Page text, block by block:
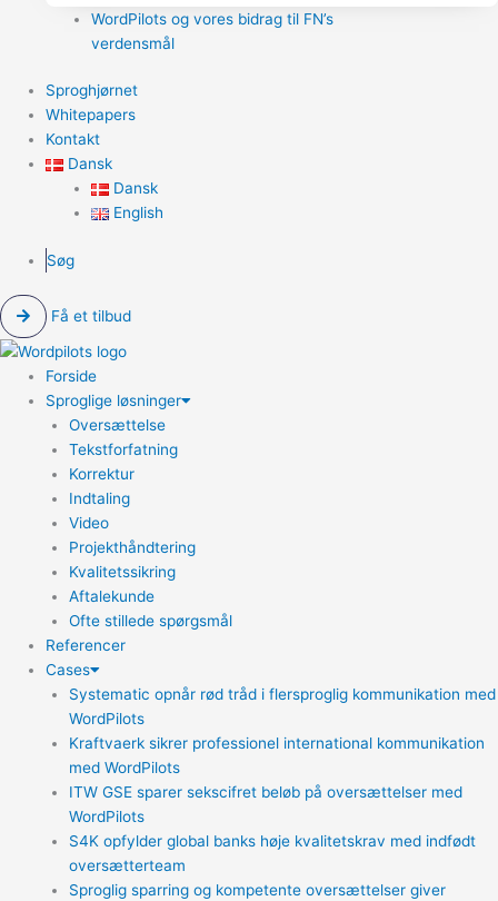
WordPilots og vores bidrag til FN’s
verdensmål
Sproghjørnet
Whitepapers
Kontakt
Dansk
Dansk
English
Søg
Få et tilbud
Forside
Sproglige løsninger
Oversættelse
Tekstforfatning
Korrektur
Indtaling
Video
Projekthåndtering
Kvalitetssikring
Aftalekunde
Ofte stillede spørgsmål
Referencer
Cases
Systematic opnår rød tråd i flersproglig kommunikation med
WordPilots
Kraftvaerk sikrer professionel international kommunikation
med WordPilots
ITW GSE sparer sekscifret beløb på oversættelser med
WordPilots
S4K opfylder global banks høje kvalitetskrav med indfødt
oversætterteam
Sproglig sparring og kompetente oversættelser giver